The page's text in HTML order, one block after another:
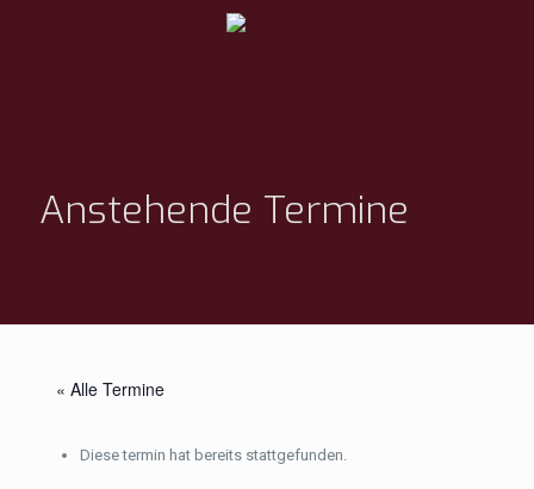
Anstehende Termine
« Alle Termine
Diese termin hat bereits stattgefunden.